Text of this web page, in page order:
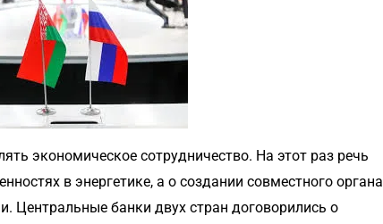
экономическое сотрудничество. На этот раз речь
в энергетике, а о создании совместного органа
банки двух стран договорились о